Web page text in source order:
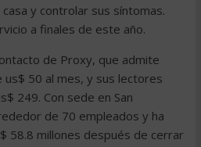
y controlar sus síntomas.
a finales de este año.
de Proxy, que admite
us$ 50 al mes, y sus lectores
249. Con sede en San
de 70 empleados y ha
58.8 millones después de cerrar